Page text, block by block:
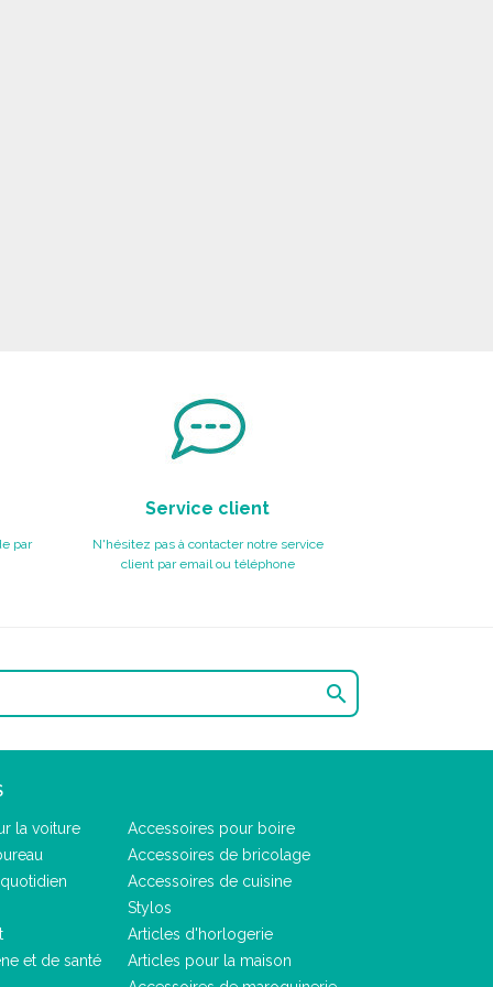
par
Service client
N'hésitez pas à contacter notre service
client par email ou téléphone

la voiture
et de santé
Accessoires pour boire
Accessoires de bricolage
Accessoires de cuisine
Stylos
Articles d'horlogerie
Articles pour la maison